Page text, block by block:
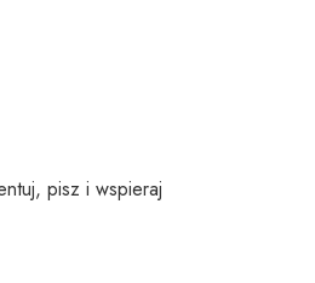
pisz i wspieraj